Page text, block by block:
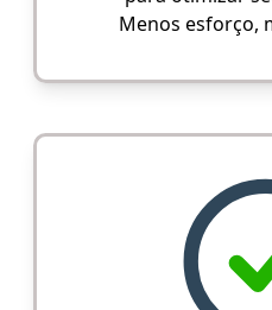
Menos esforço,